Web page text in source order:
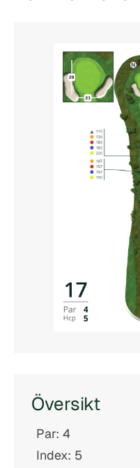
Översikt
Par: 4
Index: 5